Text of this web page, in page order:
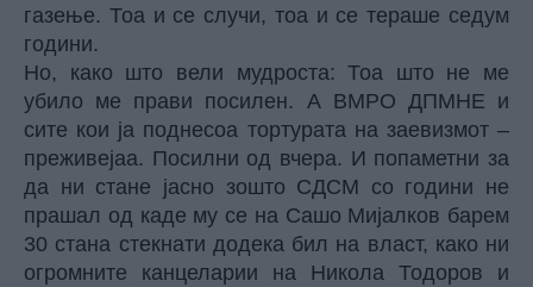
газење. Тоа и се случи, тоа и се тераше седум
години.
Но, како што вели мудроста: Тоа што не ме
убило ме прави посилен. А ВМРО ДПМНЕ и
сите кои ја поднесоа тортурата на заевизмот –
преживејаа. Посилни од вчера. И попаметни за
да ни стане јасно зошто СДСМ со години не
прашал од каде му се на Сашо Мијалков барем
30 стана стекнати додека бил на власт, како ни
огромните канцеларии на Никола Тодоров и